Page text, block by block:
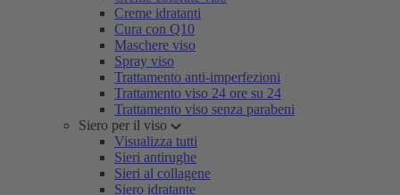
Creme idratanti
Cura con Q10
Maschere viso
Spray viso
Trattamento anti-imperfezioni
Trattamento viso 24 ore su 24
Trattamento viso senza parabeni
Siero per il viso
Visualizza tutti
Sieri antirughe
Sieri al collagene
Siero idratante